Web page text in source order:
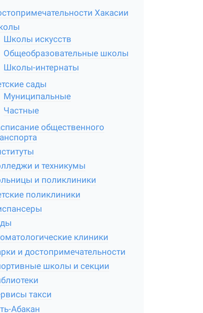
Хакасии
Школы искусств
Общеобразовательные школы
Школы-интернаты
сады
Муниципальные
Частные
общественного
и техникумы
и поликлиники
поликлиники
клиники
и достопримечательности
школы и секции
такси
Абакан